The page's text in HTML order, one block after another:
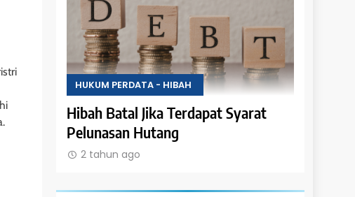
PERDATA - HIBAH
Batal Jika Terdapat Syarat
Hutang
HUKUM PERDATA - HIBAH
Hak Penghibah untuk